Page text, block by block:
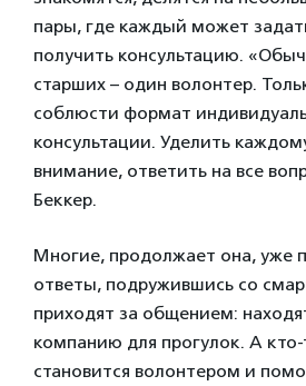
пары, где каждый может
получить консультацию.
старших – один волонтер.
соблюсти формат
консультации. Уделить
внимание, ответить на все
Беккер.
Многие, продолжает она, уже
ответы, подружившись со
приходят за общением:
компанию для прогулок. А
становится волонтером и